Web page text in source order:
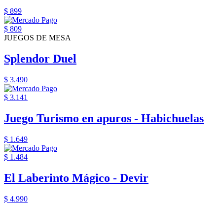
$ 899
$ 809
JUEGOS DE MESA
Splendor Duel
$ 3.490
$ 3.141
Juego Turismo en apuros - Habichuelas
$ 1.649
$ 1.484
El Laberinto Mágico - Devir
$ 4.990